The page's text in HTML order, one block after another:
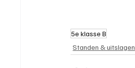
5e klasse B
Standen & uitslagen